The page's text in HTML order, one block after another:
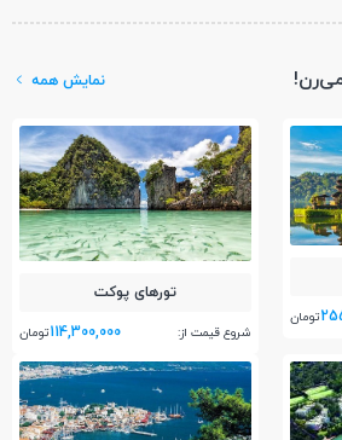
نمایش همه
تومان
تور‌های پوکت
شروع قیمت از: 114,300,000تومان